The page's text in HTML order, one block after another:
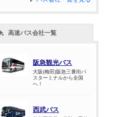
高速バス会社一覧
阪急観光バス
大阪(梅田)阪急三番街バ
スターミナルから全国
へ！
西武バス